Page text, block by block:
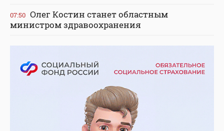
07:50 Олег Костин станет областным
министром здравоохранения